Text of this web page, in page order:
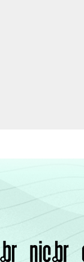
sobre o uso das